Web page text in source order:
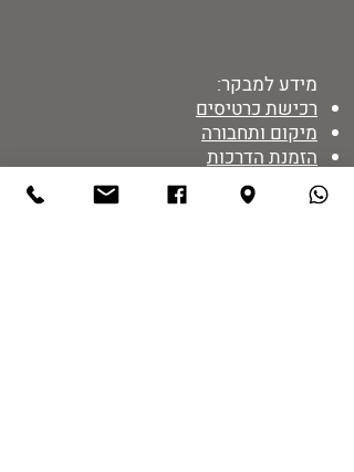
מידע למבקר:
רכישת כרטיסים
מיקום ותחבורה
הזמנת הדרכות
מדיניות אתר
נגישות